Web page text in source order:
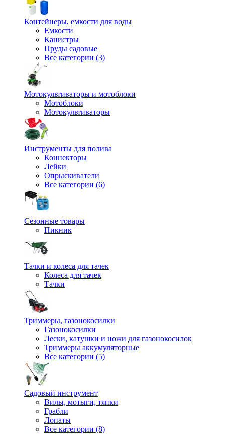
Контейнеры, емкости для воды
Емкости
Канистры
Пруды садовые
Все категории (3)
Мотокультиваторы и мотоблоки
Мотоблоки
Мотокультиваторы
Инструменты для полива
Коннекторы
Лейки
Опрыскиватели
Все категории (6)
Сезонные товары
Пикник
Тачки и колеса для тачек
Колеса для тачек
Тачки
Триммеры, газонокосилки
Газонокосилки
Лески, катушки и ножи для газонокосилок
Триммеры аккумуляторные
Все категории (5)
Садовый инструмент
Вилы, мотыги, тяпки
Грабли
Лопаты
Все категории (8)